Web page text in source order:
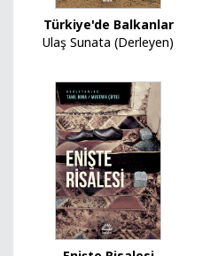
Türkiye'de Balkanlar
Ulaş Sunata (Derleyen)